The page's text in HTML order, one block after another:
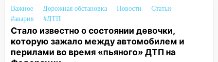
10:06
За выходные выпало больше
месячной нормы осадков и упало 111
деревьев в Ульяновске
10:00 В Кузоватово ураганный ветер
повредил кровли районного дома
Важное Дорожная обстановка Новости
Статьи
#авария
#ДТП
Стало известно о состоянии девочки,
которую зажало между автомобилем и
перилами во время «пьяного» ДТП на